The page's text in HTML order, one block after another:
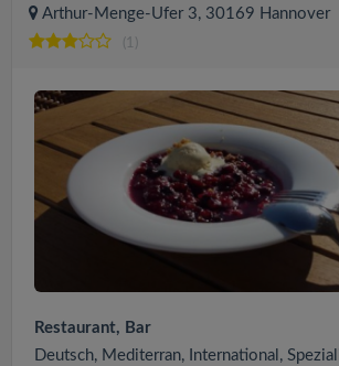
Arthur-Menge-Ufer 3, 30169 Hannover
(1)
Restaurant, Bar
Deutsch, Mediterran, International,